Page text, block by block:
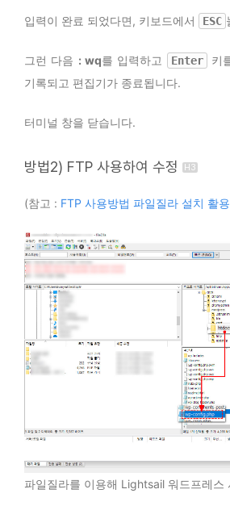
입력이 완료 되었다면, 키보드에서 ESC
그런 다음 : wq를 입력하고 Enter
키
기록되고 편집기가 종료됩니다.
터미널 창을 닫습니다.
방법2) FTP 사용하여 수정
(참고 : FTP 사용방법 파일질라 설치 활용
파일질라를 이용해 Lightsail 워드프레스